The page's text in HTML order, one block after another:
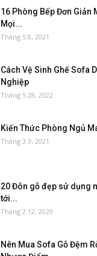
16 Phòng Bếp Đơn Giản
Mọi...
Tháng 5 8, 2021
Cách Vệ Sinh Ghế Sofa
Nghiệp
Tháng 5 28, 2022
Kiến Thức Phòng Ngủ
Tháng 3 3, 2021
20 Đôn gỗ đẹp sử dụng
tới...
Tháng 2 12, 2020
Nên Mua Sofa Gỗ Đệm